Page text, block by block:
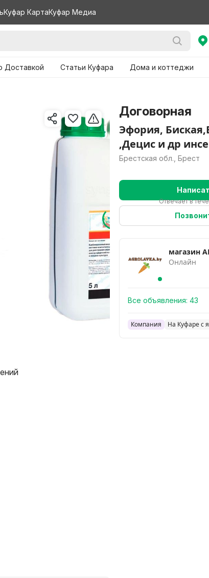
Куфар КартаКуфар Медиа
Доставкой Статьи Куфара Дома и коттеджи
Договорная
Эфория,
,Децис и др
Брестская обл., Брест
Отвечает в
магазин
Онлайн
Все объявления: 43
Компания На Куфаре с